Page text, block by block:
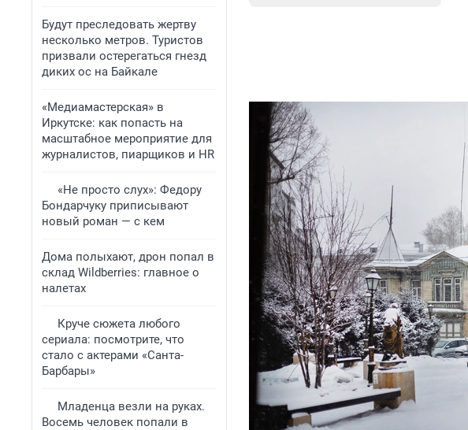
Будут преследовать жертву
несколько метров. Туристов
призвали остерегаться гнезд
диких ос на Байкале
«Медиамастерская» в
Иркутске: как попасть на
масштабное мероприятие для
журналистов, пиарщиков и HR
«Не просто слух»: Федору
Бондарчуку приписывают
новый роман — с кем
Дома полыхают, дрон попал в
склад Wildberries: главное о
налетах
Круче сюжета любого
сериала: посмотрите, что
стало с актерами «Санта-
Барбары»
Младенца везли на руках.
Восемь человек попали в